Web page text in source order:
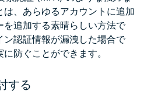
、あらゆるアカウントに追加
追加する素晴らしい方法で
認証情報が漏洩した場合で
防ぐことができます。
する